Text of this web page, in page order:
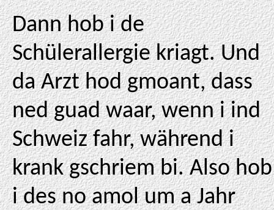
Dann hob i de
Schülerallergie kriagt. Und
da Arzt hod gmoant, dass
ned guad waar, wenn i ind
Schweiz fahr, während i
krank gschriem bi. Also hob
i des no amol um a Jahr